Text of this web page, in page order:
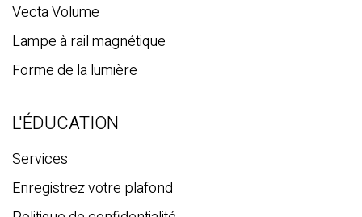
Vecta Volume
Lampe à rail magnétique
Forme de la lumière
L'ÉDUCATION
Services
Enregistrez votre plafond